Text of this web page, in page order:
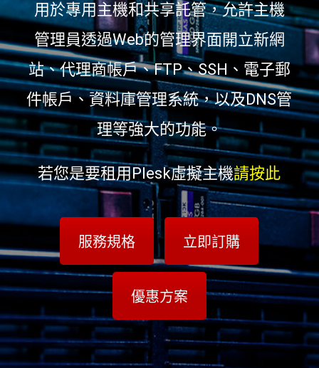
用於專用主機和共享託管，允許主機
管理員透過Web的管理界面開立新網
站、代理商帳戶、FTP、SSH、電子郵
件帳戶、資料庫管理系統，以及DNS管
理等強大的功能。
若您是要租用Plesk虛擬主機請按此
服務規格 立即訂購
優惠方案